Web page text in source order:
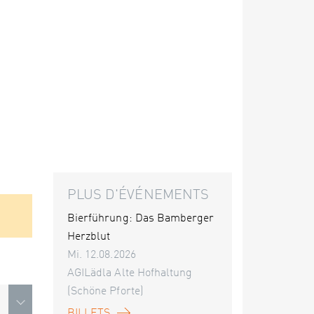
PLUS D'ÉVÉNEMENTS
Bierführung: Das Bamberger
Herzblut
Mi. 12.08.2026
AGILädla Alte Hofhaltung
(Schöne Pforte)